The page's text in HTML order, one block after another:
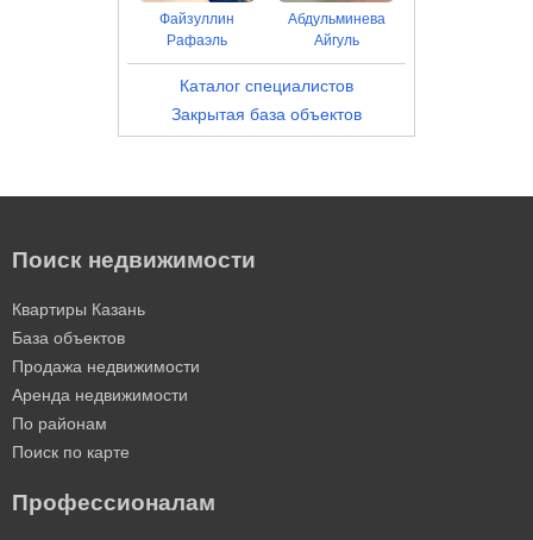
Файзуллин
Рафаэль
Абдульминева
Айгуль
Каталог специалистов
Закрытая база объектов
Поиск недвижимости
Квартиры Казань
База объектов
Продажа недвижимости
Аренда недвижимости
По районам
Поиск по карте
Профессионалам